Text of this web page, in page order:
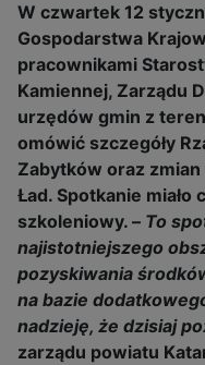
W czwartek 12
Gospodarstwa
pracownikami
Kamiennej, Zarządu
urzędów gmin z
omówić szczegóły
Zabytków oraz
Ład. Spotkanie
szkoleniowy. – To
najistotniejszego
pozyskiwania
na bazie
nadzieję, że dzisiaj
zarządu powiatu